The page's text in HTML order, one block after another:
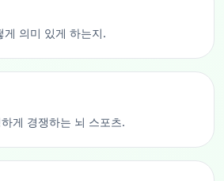
게 의미 있게 하는지.
게 경쟁하는 뇌 스포츠.